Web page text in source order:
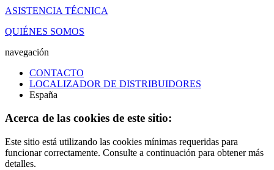
ASISTENCIA TÉCNICA
QUIÉNES SOMOS
navegación
CONTACTO
LOCALIZADOR DE DISTRIBUIDORES
España
Acerca de las cookies de este sitio:
Este sitio está utilizando las cookies mínimas requeridas para
funcionar correctamente. Consulte a continuación para obtener más
detalles.